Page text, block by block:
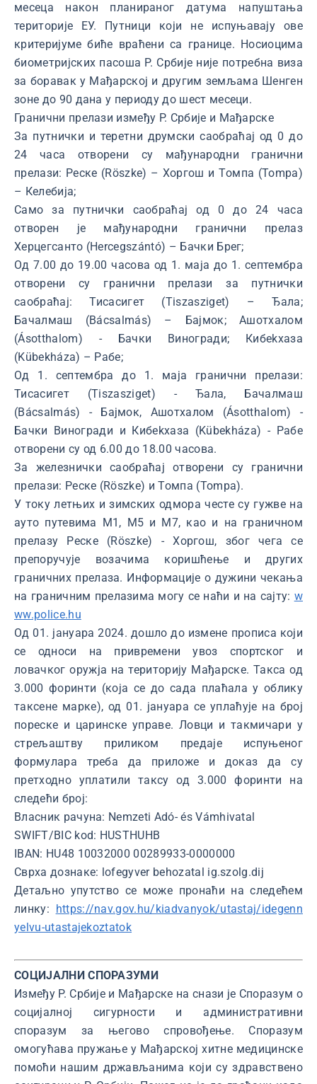
месеца након планираног датума напуштања
територије ЕУ. Путници који не испуњавају ове
критеријуме биће враћени са границе. Носиоцима
биометријских пасоша Р. Србије није потребна виза
за боравак у Мађарској и другим земљама Шенген
зоне до 90 дана у периоду до шест месеци.
Гранични прелази између Р. Србије и Мађарске
За путнички и теретни друмски саобраћај од 0 до
24 часа отворени су мађународни гранични
прелази: Реске (Röszke) – Хоргош и Tомпа (Tompa)
– Келебија;
Само за путнички саобраћај од 0 до 24 часа
отворен је мађународни гранични прелаз
Херцегсанто (Hercegszántó) – Бачки Брег;
Од 7.00 до 19.00 часова од 1. маја до 1. септембра
отворени су гранични прелази за путнички
саобраћај: Тисасигет (Tiszasziget) – Ђала;
Бачалмаш (Bácsalmás) – Бајмок; Ашотхалом
(Ásotthalom) - Бачки Виногради; Кибekхаза
(Kübekháza) – Рабе;
Од 1. септембра до 1. маја гранични прелази:
Тисасигет (Tiszasziget) - Ђала, Бачалмаш
(Bácsalmás) - Бајмок, Ашотхалом (Ásotthalom) -
Бачки Виногради и Кибekхаза (Kübekháza) - Рабе
отворени су од 6.00 до 18.00 часова.
За железнички саобраћај отворени су гранични
прелази: Реске (Röszke) и Томпа (Tompa).
У току летњих и зимских одмора честе су гужве на
ауто путевима М1, М5 и М7, као и на граничном
прелазу Реске (Röszke) - Хоргош, због чега се
препоручује возачима коришћење и других
граничних прелаза. Информације o дужини чекања
на граничним прелазима могу се наћи и на сајту: w
ww.police.hu
Од 01. јануара 2024. дошло до измене прописа који
се односи на привремени увоз спортског и
ловачког оружја на територију Мађарске. Такса од
3.000 форинти (која се до сада плаћала у облику
таксене марке), од 01. јануара се уплаћује на број
пореске и царинске управе. Ловци и такмичари у
стрељаштву приликом предаје испуњеног
формулара треба да приложе и доказ да су
претходно уплатили таксу од 3.000 форинти на
следећи број:
Власник рачуна: Nemzeti Adó- és Vámhivatal
SWIFT/BIC kod: HUSTHUHB
IBAN: HU48 10032000 00289933-0000000
Сврха дознаке: lofegyver behozatal ig.szolg.dij
Детаљно упутство се може пронаћи на следећем
линку:
https://nav.gov.hu/kiadvanyok/utastaj/idegenn
yelvu-utastajekoztatok
СОЦИЈАЛНИ СПОРАЗУМИ
Између Р. Србије и Мађарске на снази је Споразум о
социјалној сигурности и административни
споразум за његово спровођење. Споразум
омогућава пружање у Мађарској хитне медицинске
помоћи нашим држављанима који су здравствено